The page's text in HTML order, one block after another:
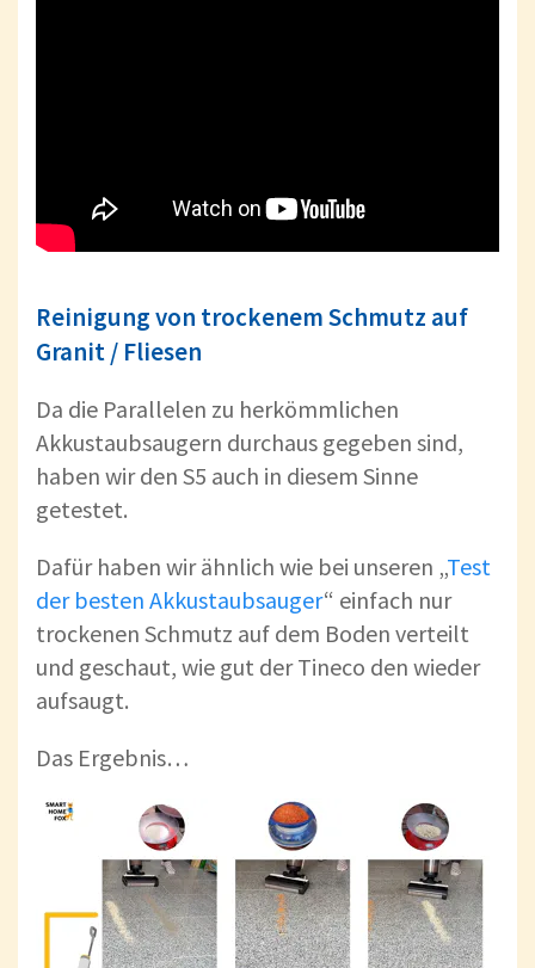
Reinigung von trockenem Schmutz auf
Granit / Fliesen
Da die Parallelen zu herkömmlichen
Akkustaubsaugern durchaus gegeben sind,
haben wir den S5 auch in diesem Sinne
getestet.
Dafür haben wir ähnlich wie bei unseren „Test
der besten Akkustaubsauger“ einfach nur
trockenen Schmutz auf dem Boden verteilt
und geschaut, wie gut der Tineco den wieder
aufsaugt.
Das Ergebnis…